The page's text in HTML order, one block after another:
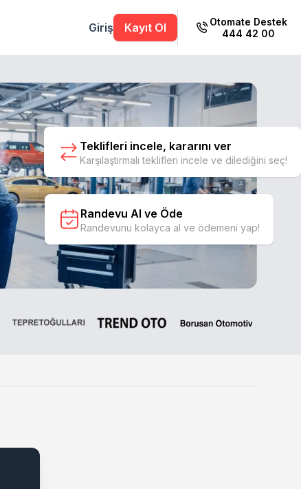
Giriş Kayıt Ol
Otomate Destek
444 42 00
Teklifleri incele, kararını ver
Karşılaştırmalı teklifleri incele ve dilediğini seç!
Randevu Al ve Öde
Randevunu kolayca al ve ödemeni yap!